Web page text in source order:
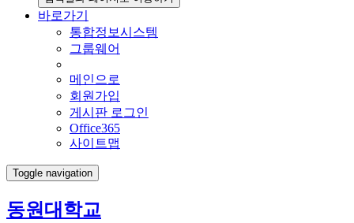
바로가기
통합정보시스템
그룹웨어
메인으로
회원가입
게시판 로그인
Office365
사이트맵
Toggle navigation
동원대학교